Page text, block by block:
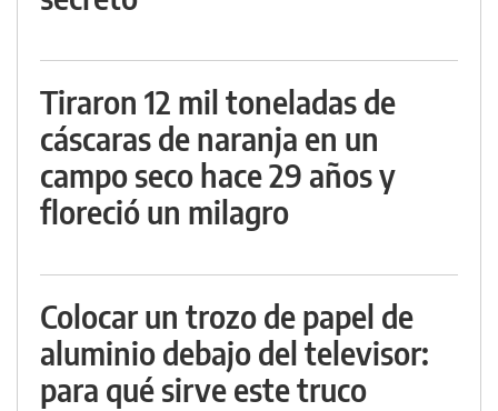
Tiraron 12 mil toneladas de
cáscaras de naranja en un
campo seco hace 29 años y
floreció un milagro
Colocar un trozo de papel de
aluminio debajo del televisor:
para qué sirve este truco